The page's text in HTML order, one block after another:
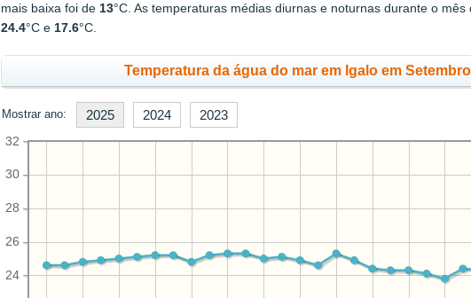
mais baixa foi de 13°C. As temperaturas médias diurnas e noturnas durante o mês
24.4°C e 17.6°C.
Temperatura da água do mar em Igalo em
Mostrar ano: 2025 2024 2023
24
26
28
30
32